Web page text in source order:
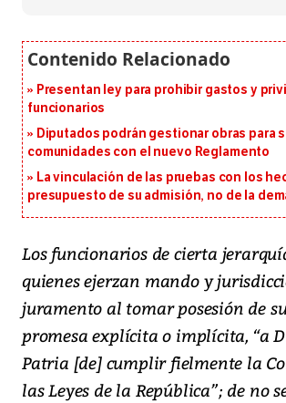
Presentan ley para prohibir gastos y
funcionarios
Diputados podrán gestionar obras para
comunidades con el nuevo Reglamento
La vinculación de las pruebas con los
presupuesto de su admisión, no de la
Los funcionarios de cierta
quienes ejerzan mando y
juramento al tomar posesión de
promesa explícita o implícita, “a
Patria [de] cumplir fielmente la
las Leyes de la República”; de no